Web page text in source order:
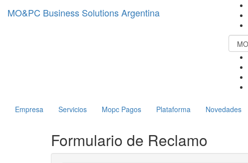
MO&PC Business Solutions Argentina
Empresa Servicios Mopc Pagos Plataforma Novedades
Formulario de Reclamo